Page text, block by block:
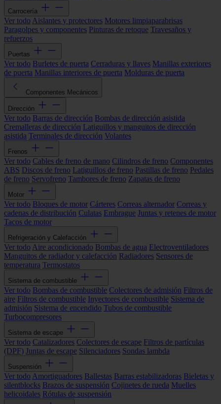
Carrocería
Ver todo Aislantes y protectores Motores limpiaparabrisas
Paragolpes y componentes Pinturas de retoque Travesaños y
refuerzos
Puertas
Ver todo Burletes de puerta Cerraduras y llaves Manillas exteriores
de puerta Manillas interiores de puerta Molduras de puerta
Componentes Mecánicos
Dirección
Ver todo Barras de dirección Bombas de dirección asistida
Cremalleras de dirección Latiguillos y manguitos de dirección
asistida Terminales de dirección Volantes
Frenos
Ver todo Cables de freno de mano Cilindros de freno Componentes
ABS Discos de freno Latiguillos de freno Pastillas de freno Pedales
de freno Servofreno Tambores de freno Zapatas de freno
Motor
Ver todo Bloques de motor Cárteres Correas alternador Correas y
cadenas de distribución Culatas Embrague Juntas y retenes de motor
Tacos de motor
Refrigeración y Calefacción
Ver todo Aire acondicionado Bombas de agua Electroventiladores
Manguitos de radiador y calefacción Radiadores Sensores de
temperatura Termostatos
Sistema de combustible
Ver todo Bombas de combustible Colectores de admisión Filtros de
aire Filtros de combustible Inyectores de combustible Sistema de
admisión Sistema de encendido Tubos de combustible
Turbocompresores
Sistema de escape
Ver todo Catalizadores Colectores de escape Filtros de partículas
(DPF) Juntas de escape Silenciadores Sondas lambda
Suspensión
Ver todo Amortiguadores Ballestas Barras estabilizadoras Bieletas y
silentblocks Brazos de suspensión Cojinetes de rueda Muelles
helicoidales Rótulas de suspensión